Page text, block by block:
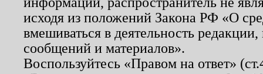
исходя из положений Закона РФ «О
вмешиваться в деятельность
сообщений и материалов».
Воспользуйтесь «Правом на ответ»